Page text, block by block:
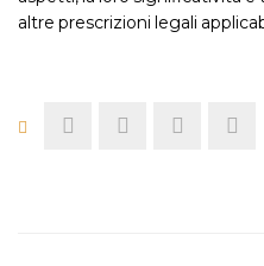
altre prescrizioni legali